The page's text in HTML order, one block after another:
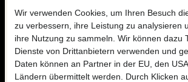
Instagram
Wir verwenden Cookies, um Ihren Besuch
zu verbessern, ihre Leistung zu analysieren
ihre Nutzung zu sammeln. Wir können dazu
Dienste von Drittanbietern verwenden und
Daten können an Partner in der EU, den
Ländern übermittelt werden. Durch Klicken